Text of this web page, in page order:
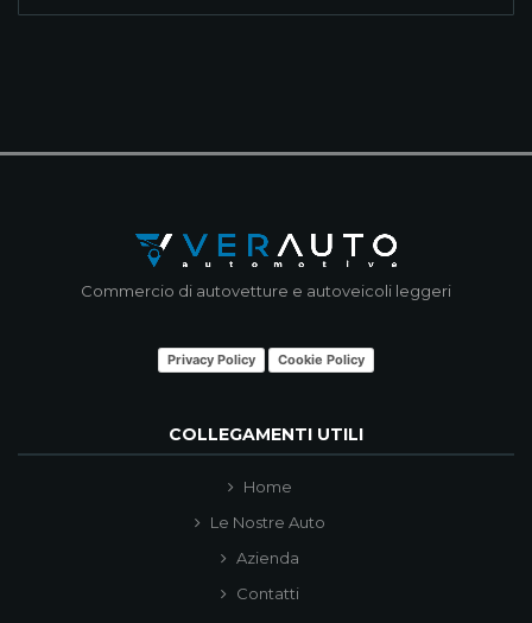
Commercio di autovetture e autoveicoli leggeri
Privacy Policy Cookie Policy
COLLEGAMENTI UTILI
Home
Le Nostre Auto
Azienda
Contatti